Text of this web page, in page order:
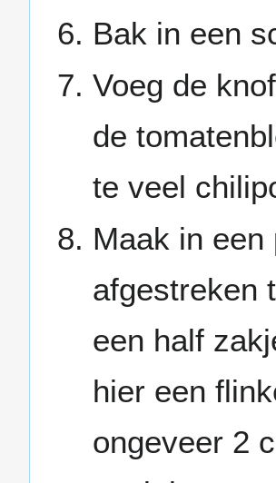
Bak in een
Voeg de
de
te veel
Maak in
afgestreken
een half
hier een
ongeveer 2